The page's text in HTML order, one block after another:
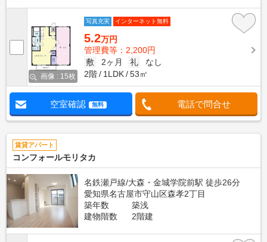
画像 : 15枚
写真充実 インターネット無料
5.2万円
管理費等：2,200円
敷
2ヶ月 礼
なし
2階
1LDK 53㎡
空室確認 無料 電話で問合せ
賃貸アパート
コンフォールモリタカ
名鉄瀬戸線/大森・金城学院前駅 徒歩26分
愛知県名古屋市守山区森孝2丁目
築年数
築浅
建物階数
2階建